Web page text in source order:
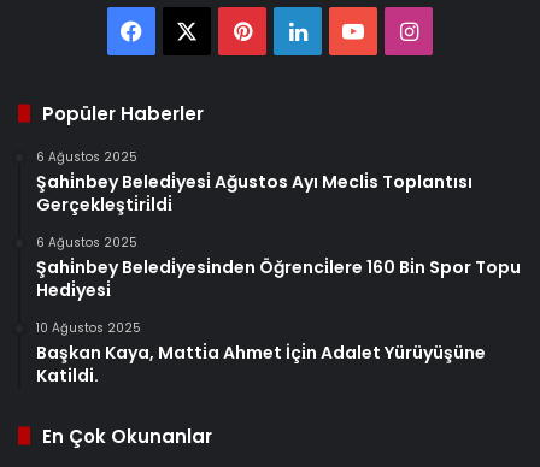
FacebookPinterest
LinkedInYouTubeInstagram
Popüler Haberler
6 Ağustos 2025
Şahi̇nbey Beledi̇yesi̇ Ağustos Ayı Mecli̇s Toplantısı
Gerçekleşti̇ri̇ldi̇
6 Ağustos 2025
Şahi̇nbey Beledi̇yesi̇nden Öğrenci̇lere 160 Bi̇n Spor Topu
Hedi̇yesi̇
10 Ağustos 2025
Başkan Kaya, Matti̇a Ahmet İçi̇n Adalet Yürüyüşüne
Katildi.
En Çok Okunanlar